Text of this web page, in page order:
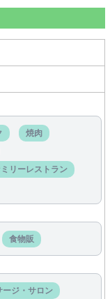
焼肉
リーレストラン
食物販
ージ・サロン